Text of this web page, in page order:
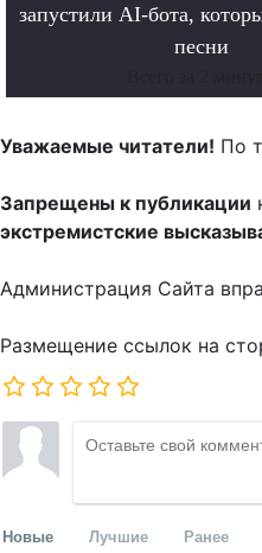
запустили AI-бота,
песни
Уважаемые читатели! По
Запрещены к публикации
экстремистские
Администрация Сайта
Размещение ссылок на
Новые Лучшие Ранее